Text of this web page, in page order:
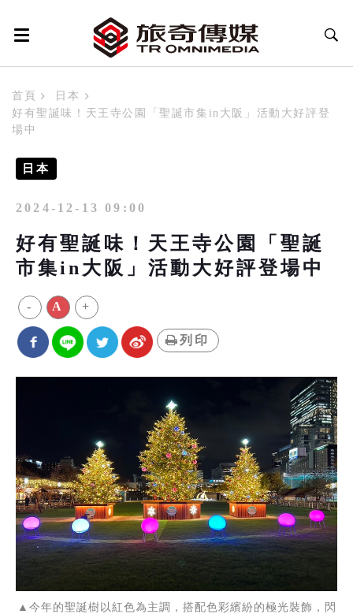
首頁
日本
好有聖誕味！天王寺公園「聖誕市集in大阪」活動大好評登
場中
日本
2024-12-13 09:00
好有聖誕味！天王寺公園「聖誕
市集in大阪」活動大好評登場中
- A +
列印
▲今年的聖誕樹以紅色為主調，搭配色彩繽紛的極光裝飾，閃